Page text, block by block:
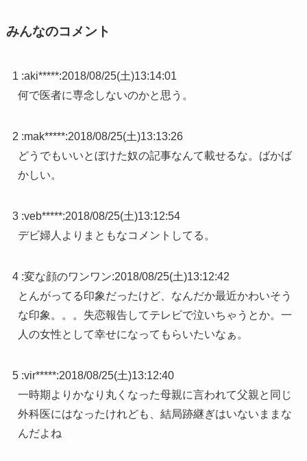
みんなのコメント
1 :aki*****:2018/08/25(土)13:14:01
何で医者に専念しないのかと思う。
2 :mak*****:2018/08/25(土)13:13:26
どうでもいいとぼけた奴の記事なんて載せるな。ばかば
かしい。
3 :veb*****:2018/08/25(土)13:12:54
デビ婦人よりまともなコメントしてる。
4 :変な顔のワンワン:2018/08/25(土)13:12:42
とんがってる印象だったけど、なんだか最近かわいそう
な印象。。。失恋報告してテレビで泣いちゃうとか。一
人の女性として幸せになってもらいたいなぁ。
5 :vir*****:2018/08/25(土)13:12:40
一時期よりかなり丸くなった母親に言われて父親と同じ
外科医にはなったけれども、結局跡継ぎはいないままな
んだよね